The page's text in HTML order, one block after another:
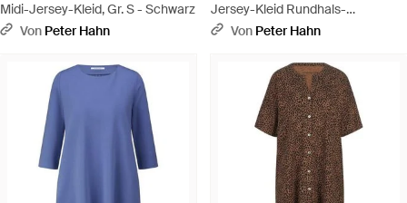
Midi-Jersey-Kleid, Gr. S - Schwarz
Von Peter Hahn
Jersey-Kleid Rundhals-
Ausschnitt - Natur
Von Peter Hahn